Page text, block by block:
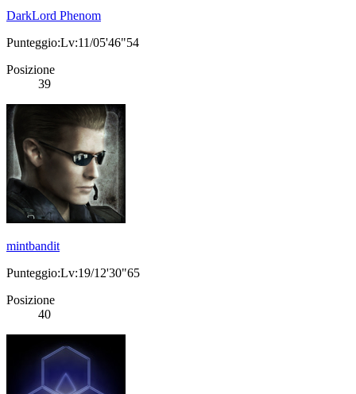
DarkLord Phenom
Punteggio:Lv:11/05'46"54
Posizione
39
mintbandit
Punteggio:Lv:19/12'30"65
Posizione
40